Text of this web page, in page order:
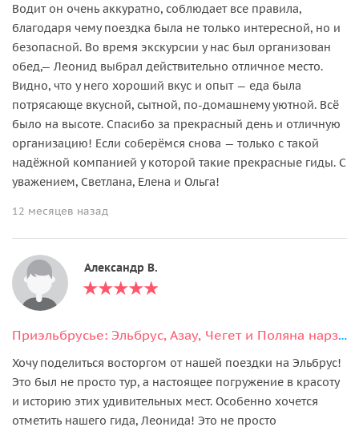
Водит он очень аккуратно, соблюдает все правила,
благодаря чему поездка была не только интересной, но и
безопасной. Во время экскурсии у нас был организован
обед,— Леонид выбрал действительно отличное место.
Видно, что у него хороший вкус и опыт — еда была
потрясающе вкусной, сытной, по-домашнему уютной. Всё
было на высоте. Спасибо за прекрасный день и отличную
организацию! Если соберёмся снова — только с такой
надёжной компанией у которой такие прекрасные гиды. С
уважением, Светлана, Елена и Ольга!
12 месяцев назад
Александр В.
Приэльбрусье: Эльбрус, Азау, Чегет и Поляна нарзанов в мини-группе
Хочу поделиться восторгом от нашей поездки на Эльбрус!
Это был не просто тур, а настоящее погружение в красоту
и историю этих удивительных мест. Особенно хочется
отметить нашего гида, Леонида! Это не просто